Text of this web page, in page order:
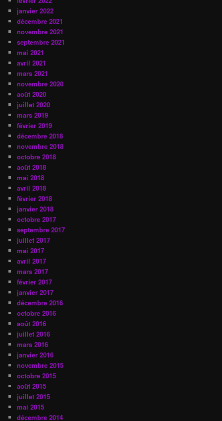
janvier 2022
décembre 2021
novembre 2021
septembre 2021
mai 2021
avril 2021
mars 2021
novembre 2020
août 2020
juillet 2020
mars 2019
février 2019
décembre 2018
novembre 2018
octobre 2018
août 2018
mai 2018
avril 2018
février 2018
janvier 2018
octobre 2017
septembre 2017
juillet 2017
mai 2017
avril 2017
mars 2017
février 2017
janvier 2017
décembre 2016
octobre 2016
août 2016
juillet 2016
mars 2016
janvier 2016
novembre 2015
octobre 2015
août 2015
juillet 2015
mai 2015
décembre 2014